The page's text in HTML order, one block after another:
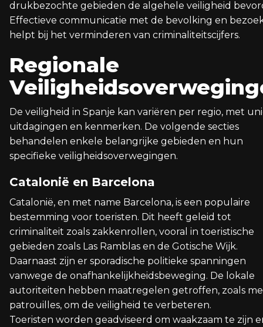
drukbezochte gebieden de algehele veiligheid
Effectieve communicatie met de bevolking en
helpt bij het verminderen van criminaliteitscijfers.
Regionale
De veiligheid in Spanje kan variëren per regio, met
uitdagingen en kenmerken. De volgende secties
behandelen enkele belangrijke gebieden en hun
specifieke veiligheidsoverwegingen.
Catalonië en Barcelona
Catalonië, en met name Barcelona, is een populaire
bestemming voor toeristen. Dit heeft geleid tot
criminaliteit zoals zakkenrollen, vooral in toeristische
gebieden zoals Las Ramblas en de Gotische Wijk.
Daarnaast zijn er sporadische politieke spanningen
vanwege de onafhankelijkheidsbeweging. De lokale
autoriteiten hebben maatregelen getroffen, zoals
patrouilles, om de veiligheid te verbeteren.
Toeristen worden geadviseerd om waakzaam te zijn